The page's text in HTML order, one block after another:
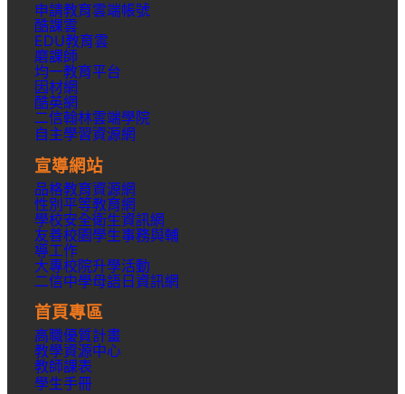
申請教育雲端帳號
酷課雲
EDU教育雲
磨課師
均一教育平台
因材網
酷英網
二信翰林雲端學院
自主學習資源網
宣導網站
品格教育資源網
性別平等教育網
學校安全衛生資訊網
友善校園學生事務與輔
導工作
大專校院升學活動
二信中學母語日資訊網
首頁專區
高職優質計畫
教學資源中心
教師課表
學生手冊